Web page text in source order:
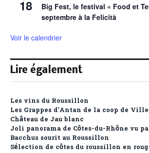
18
Big Fest, le festival « Food et
septembre à la Felicità
Voir le calendrier
Lire également
Les vins du Roussillon
Les Grappes d’Antan de la coop de
Château de Jau blanc
Joli panorama de Côtes-du-Rhône vu
Bacchus sourit au Roussillon
Sélection de côtes du roussillon en